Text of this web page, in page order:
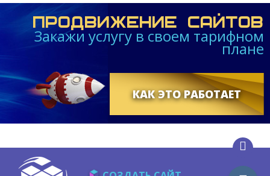
ПРОДВИЖЕНИЕ САЙТОВ
Закажи услугу в своем тарифном
плане
КАК ЭТО РАБОТАЕТ